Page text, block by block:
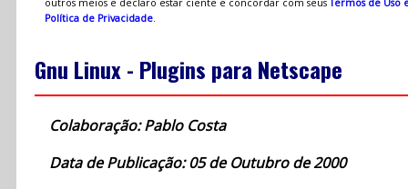
Política de Privacidade.
Gnu Linux - Plugins para Netscape
Colaboração: Pablo Costa
Data de Publicação: 05 de Outubro de 2000